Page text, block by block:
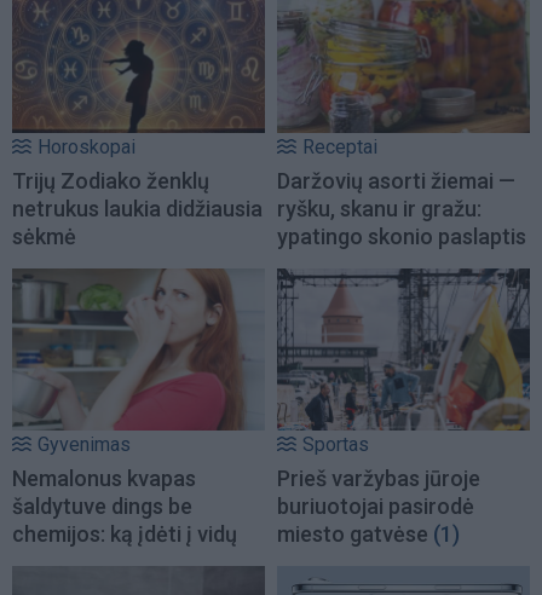
Horoskopai
Trijų Zodiako ženklų
netrukus laukia didžiausia
sėkmė
Receptai
Daržovių asorti žiemai —
ryšku, skanu ir gražu:
ypatingo skonio paslaptis
Gyvenimas
Nemalonus kvapas
šaldytuve dings be
chemijos: ką įdėti į vidų
Sportas
Prieš varžybas jūroje
buriuotojai pasirodė
miesto gatvėse (1)